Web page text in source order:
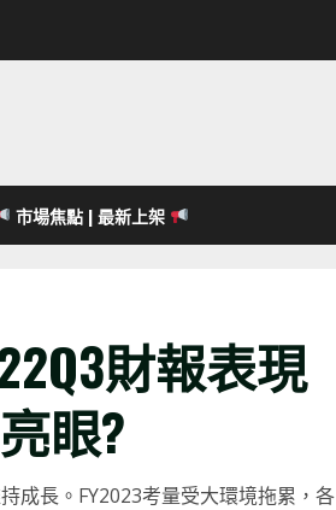
市場焦點 | 最新上架
財報表現
眼?
成長。FY2023考量受大環境拖累，各